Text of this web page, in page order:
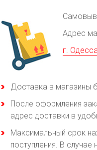
Адрес
г.
Доставка в магазины
После оформления
адрес доставки в
Максимальный срок
поступления. В